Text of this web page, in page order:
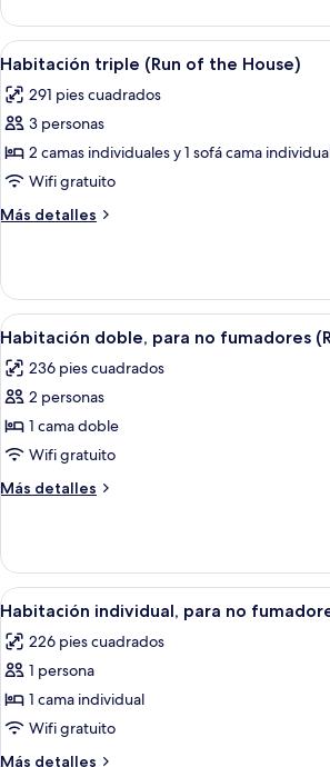
para
no
fumadores
(Run
of
House)
con
camas
para
no
(Run
of
Abrir
todas
las
fotos
de
Habitación
triple
(Run
the
House)
Habitación
4
Habitación triple (Run of the House)
291 pies cuadrados
3 personas
2 camas individuales y 1 sofá cama
Wifi gratuito
Más detalles
Más
triple
(Run
of
House)
Abrir
todas
las
fotos
de
Habitación
doble,
para
fumadores
(Run
of
House)
4
Habitación doble, para no fumadores
236 pies cuadrados
2 personas
1 cama doble
Wifi gratuito
Más detalles
Más
doble,
para
no
(Run
of
Abrir
todas
las
fotos
de
Habitación
individual,
Una
4
Habitación individual, para no
226 pies cuadrados
1 persona
1 cama individual
Wifi gratuito
Más detalles
Más